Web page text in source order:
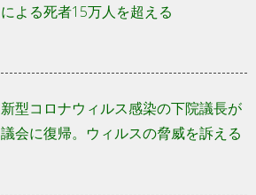
による死者15万人を超える
新型コロナウィルス感染の下院議長が
議会に復帰。ウィルスの脅威を訴える